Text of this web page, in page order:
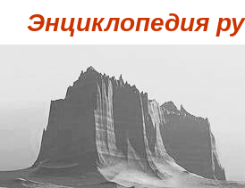
Энциклопедия